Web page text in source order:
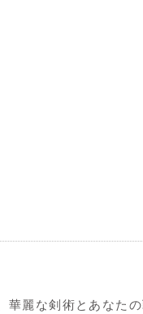
麗な剣術とあなた